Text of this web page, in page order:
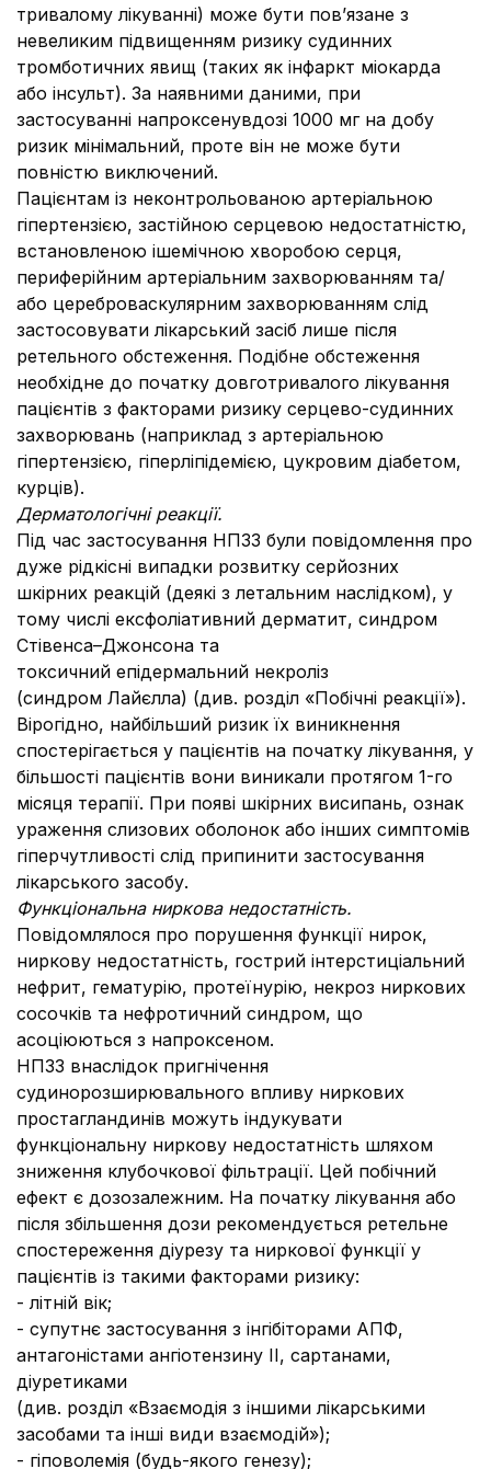
тривалому лікуванні) може бути пов’язане з
невеликим підвищенням ризику судинних
тромботичних явищ (таких як інфаркт міокарда
або інсульт). За наявними даними, при
застосуванні напроксенувдозі 1000 мг на добу
ризик мінімальний, проте він не може бути
повністю виключений.
Пацієнтам із неконтрольованою артеріальною
гіпертензією, застійною серцевою недостатністю,
встановленою ішемічною хворобою серця,
периферійним артеріальним захворюванням та/
або цереброваскулярним захворюванням слід
застосовувати лікарський засіб лише після
ретельного обстеження. Подібне обстеження
необхідне до початку довготривалого лікування
пацієнтів з факторами ризику серцево-судинних
захворювань (наприклад з артеріальною
гіпертензією, гіперліпідемією, цукровим діабетом,
курців).
Дерматологічні реакції.
Під час застосування НПЗЗ були повідомлення про
дуже рідкісні випадки розвитку серйозних
шкірних реакцій (деякі з летальним наслідком), у
тому числі ексфоліативний дерматит, синдром
Стівенса–Джонсона та
токсичний епідермальний некроліз
(синдром Лайєлла) (див. розділ «Побічні реакції»).
Вірогідно, найбільший ризик їх виникнення
спостерігається у пацієнтів на початку лікування, у
більшості пацієнтів вони виникали протягом 1-го
місяця терапії. При появі шкірних висипань, ознак
ураження слизових оболонок або інших симптомів
гіперчутливості слід припинити застосування
лікарського засобу.
Функціональна ниркова недостатність.
Повідомлялося про порушення функції нирок,
ниркову недостатність, гострий інтерстиціальний
нефрит, гематурію, протеїнурію, некроз ниркових
сосочків та нефротичний синдром, що
асоціюються з напроксеном.
НПЗЗ внаслідок пригнічення
судинорозширювального впливу ниркових
простагландинів можуть індукувати
функціональну ниркову недостатність шляхом
зниження клубочкової фільтрації. Цей побічний
ефект є дозозалежним. На початку лікування або
після збільшення дози рекомендується ретельне
спостереження діурезу та ниркової функції у
пацієнтів із такими факторами ризику:
- літній вік;
- супутнє застосування з інгібіторами АПФ,
антагоністами ангіотензину ІІ, сартанами,
діуретиками
(див. розділ «Взаємодія з іншими лікарськими
засобами та інші види взаємодій»);
- гіповолемія (будь-якого генезу);